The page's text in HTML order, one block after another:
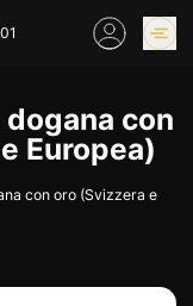
ORO
DELL’ORO
con
Europea)
con oro (Svizzera e